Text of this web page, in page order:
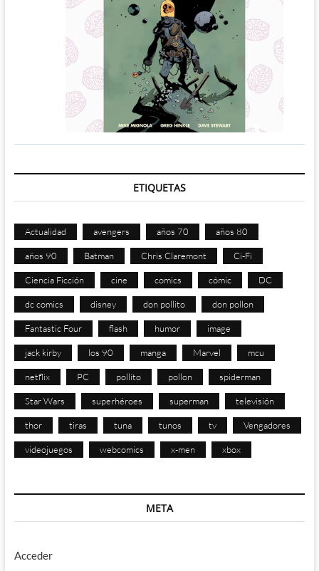
ETIQUETAS
Actualidad avengers años 70 años 80
años 90 Batman Chris Claremont Ci-Fi
Ciencia Ficción cine comics cómic DC
dc comics disney don pollito don pollon
Fantastic Four flash humor image
jack kirby los 90 manga Marvel mcu
netflix PC pollito pollon spiderman
Star Wars superhéroes superman televisión
thor tiras tuna tunos tv Vengadores
videojuegos webcomics x-men xbox
META
Acceder